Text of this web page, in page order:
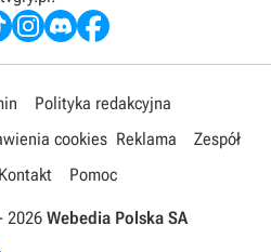
Polityka redakcyjna
cookies Reklama
Zespół
Kontakt Pomoc
2026 Webedia Polska SA